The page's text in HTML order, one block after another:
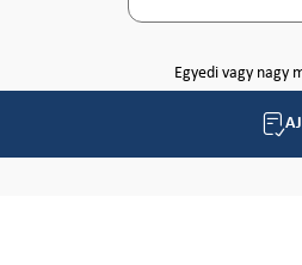
Egyedi vagy nagy